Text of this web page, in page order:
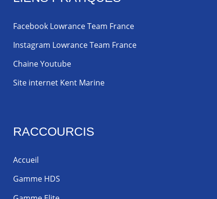
Facebook Lowrance Team France
Instagram Lowrance Team France
Chaine Youtube
Site internet Kent Marine
RACCOURCIS
Accueil
Gamme HDS